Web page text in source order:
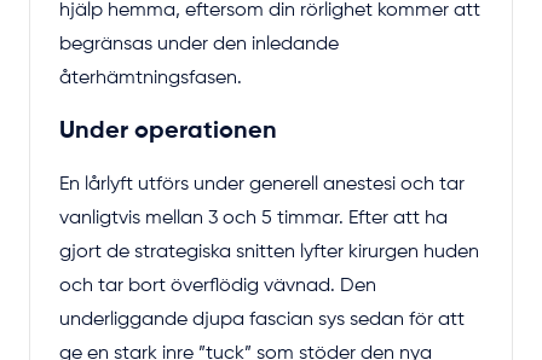
hjälp hemma, eftersom din rörlighet kommer att
begränsas under den inledande
återhämtningsfasen.
Under operationen
En lårlyft utförs under generell anestesi och tar
vanligtvis mellan 3 och 5 timmar. Efter att ha
gjort de strategiska snitten lyfter kirurgen huden
och tar bort överflödig vävnad. Den
underliggande djupa fascian sys sedan för att
ge en stark inre ”tuck” som stöder den nya